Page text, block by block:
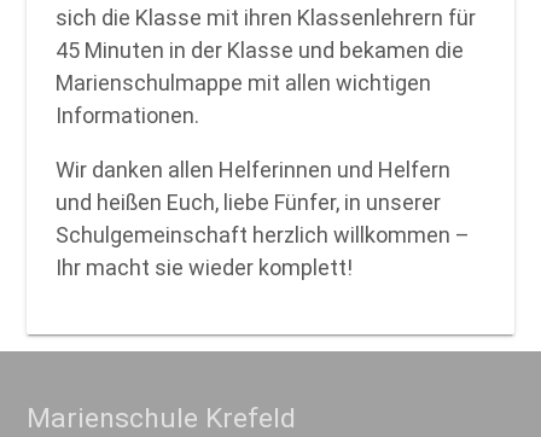
sich die Klasse mit ihren Klassenlehrern für
45 Minuten in der Klasse und bekamen die
Marienschulmappe mit allen wichtigen
Informationen.
Wir danken allen Helferinnen und Helfern
und heißen Euch, liebe Fünfer, in unserer
Schulgemeinschaft herzlich willkommen –
Ihr macht sie wieder komplett!
Marienschule Krefeld